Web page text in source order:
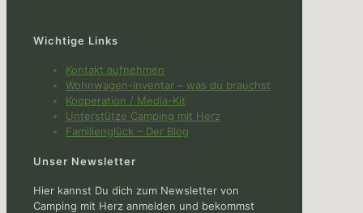
Wichtige Links
Kontakt aufnehmen
Wohnwagen-Inventar – was du brauchst
Kooperation / Media-Kit
Unterstütze Camping mit Herz
Familienglück – Der Blog
Unser Newsletter
Hier kannst Du dich zum Newsletter von
Camping mit Herz anmelden und bekommst